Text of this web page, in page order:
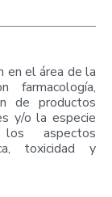
en el área de la
farmacología,
de productos
y/o la especie
aspectos
toxicidad y